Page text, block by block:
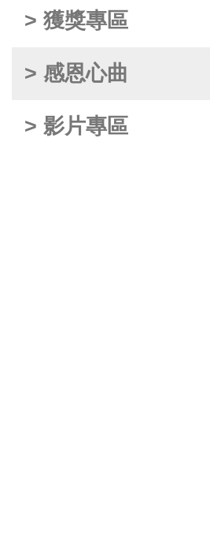
> 獲獎專區
> 感恩心曲
> 影片專區